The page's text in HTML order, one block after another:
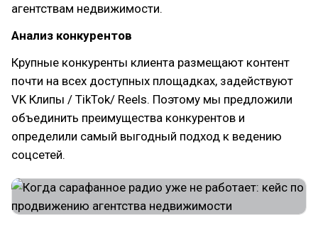
агентствам недвижимости.
Анализ конкурентов
Крупные конкуренты клиента размещают контент
почти на всех доступных площадках, задействуют
VK Клипы / TikTok/ Reels. Поэтому мы предложили
объединить преимущества конкурентов и
определили самый выгодный подход к ведению
соцсетей.